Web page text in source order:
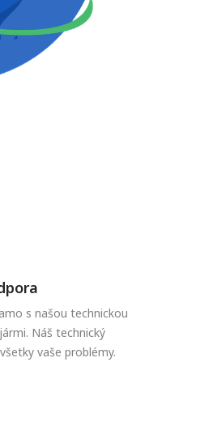
s našou technickou
Náš technický
vaše problémy.